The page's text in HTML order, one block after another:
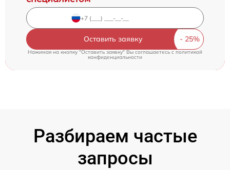
Оставить заявку
Нажимая на кнопку "Оставить заявку" Вы соглашаетесь c политикой
конфиденциальности
Разбираем частые
запросы